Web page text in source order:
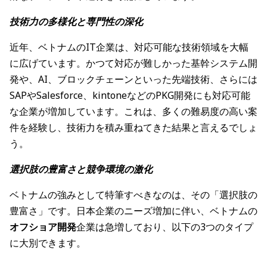
技術力の多様化と専門性の深化
近年、ベトナムのIT企業は、対応可能な技術領域を大幅
に広げています。かつて対応が難しかった基幹システム開
発や、AI、ブロックチェーンといった先端技術、さらには
SAPやSalesforce、kintoneなどのPKG開発にも対応可能
な企業が増加しています。これは、多くの難易度の高い案
件を経験し、技術力を積み重ねてきた結果と言えるでしょ
う。
選択肢の豊富さと競争環境の激化
ベトナムの強みとして特筆すべきなのは、その「選択肢の
豊富さ」です。日本企業のニーズ増加に伴い、ベトナムの
オフショア開発企業は急増しており、以下の3つのタイプ
に大別できます。